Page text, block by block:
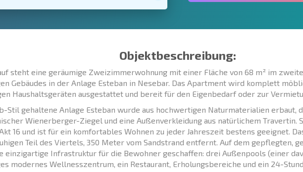
Objektbeschreibung:
steht eine geräumige Zweizimmerwohnung mit einer Fläche von 68 m² im
Gebäudes in der Anlage Esteban in Nesebar. Das Apartment wird komplett
Haushaltsgeräten ausgestattet und bereit für den Eigenbedarf oder zur
Stil gehaltene Anlage Esteban wurde aus hochwertigen Naturmaterialien erbaut,
Wienerberger-Ziegel und eine Außenverkleidung aus natürlichem Travertin.
16 und ist für ein komfortables Wohnen zu jeder Jahreszeit bestens geeignet.
Teil des Viertels, 350 Meter vom Sandstrand entfernt. Auf dem gepflegten,
einzigartige Infrastruktur für die Bewohner geschaffen: drei Außenpools (einer
modernes Wellnesszentrum, ein Restaurant, Erholungsbereiche und ein 24-